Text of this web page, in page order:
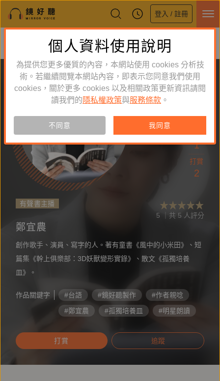
登入 / 註冊
鏡好聽全新APP上線
體驗全面升級，即刻下載
有聲書主播
5 ｜共 5 人評分
鄭宜農
創作歌手、演員、寫字的人。著有童書《風中的小米田》、短
篇集《幹上俱樂部：3D妖獸變形實錄》、散文《孤獨培養
皿》。
作品關鍵字 #台語 #鏡好聽製作
#作者親唸
#鄭宜農
#孤獨培養皿
#明星朗讀
116
作品
1
打賞
2
打賞 追蹤
個人資料使用說明
為提供您更多優質的內容，本網站使用 cookies 分析技
術。若繼續閱覽本網站內容，即表示您同意我們使用
cookies，關於更多 cookies 以及相關政策更新資訊請閱
讀我們的 隱私權政策與服務條款 。
不同意 我同意